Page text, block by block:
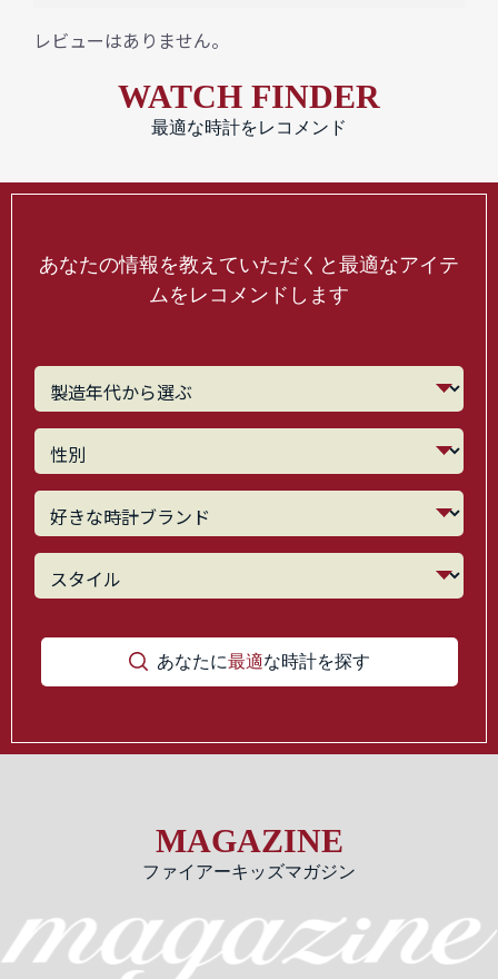
レビューはありません。
WATCH FINDER
最適な時計をレコメンド
あなたの情報を教えていただくと最適なアイテ
ムをレコメンドします
あなたに最適な時計を探す
MAGAZINE
ファイアーキッズマガジン